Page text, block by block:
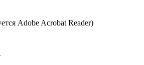
Adobe Acrobat Reader)